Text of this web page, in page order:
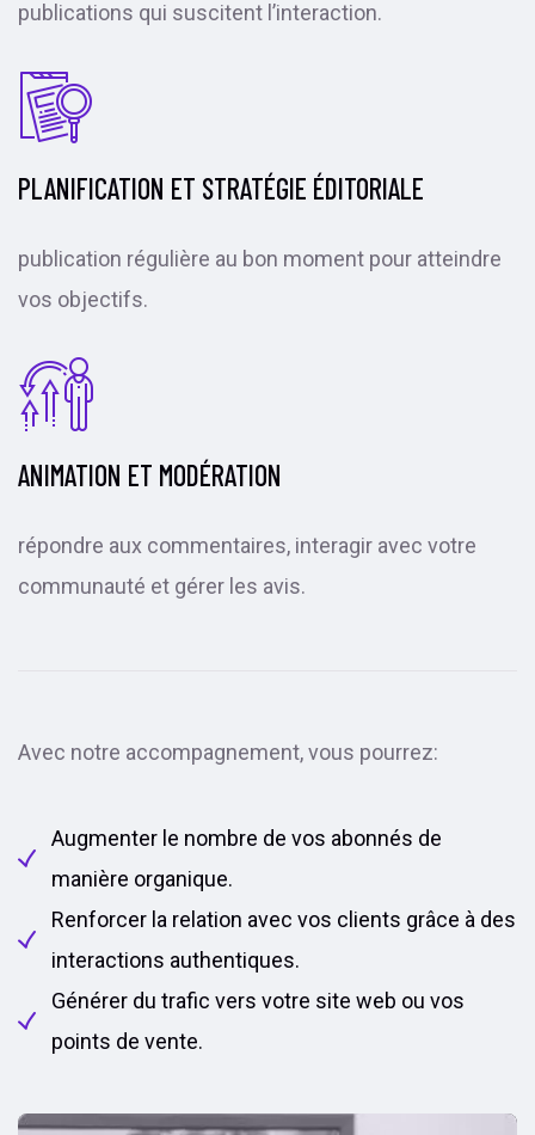
publications qui suscitent l’interaction.
PLANIFICATION ET STRATÉGIE ÉDITORIALE
publication régulière au bon moment pour atteindre
vos objectifs.
ANIMATION ET MODÉRATION
répondre aux commentaires, interagir avec votre
communauté et gérer les avis.
Avec notre accompagnement, vous pourrez:
Augmenter le nombre de vos abonnés de
manière organique.
Renforcer la relation avec vos clients grâce à des
interactions authentiques.
Générer du trafic vers votre site web ou vos
points de vente.